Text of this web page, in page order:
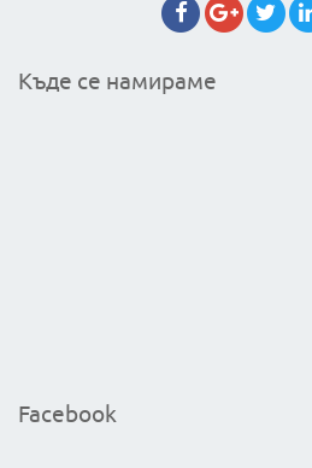
Къде се намираме
Facebook